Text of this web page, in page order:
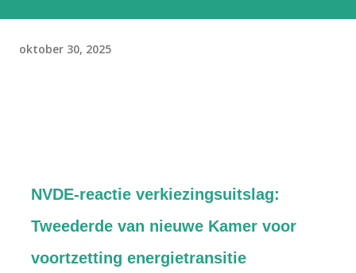
oktober 30, 2025
NVDE-reactie verkiezingsuitslag:
Tweederde van nieuwe Kamer voor
voortzetting energietransitie